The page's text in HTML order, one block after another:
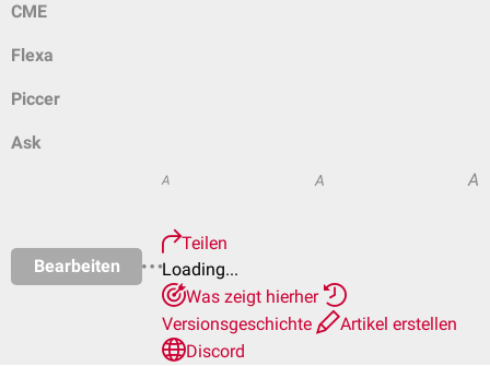
CME
Flexa
Piccer
Ask
Bearbeiten
A A A
Teilen
Loading...
Was zeigt hierher
Versionsgeschichte
Artikel erstellen
Discord